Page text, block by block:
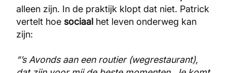
alleen zijn. In de praktijk klopt dat niet. Patrick
vertelt hoe sociaal het leven onderweg kan
zijn:
“’s Avonds aan een routier (wegrestaurant),